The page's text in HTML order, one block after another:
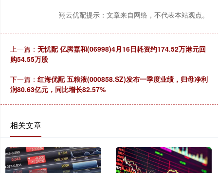
翔云优配提示：文章来自网络，不代表本站观点。
上一篇： 无忧配 亿腾嘉和(06998)4月16日耗资约174.52万港元回
购54.55万股
下一篇： 红海优配 五粮液(000858.SZ)发布一季度业绩，归母净利
润80.63亿元，同比增长82.57%
相关文章